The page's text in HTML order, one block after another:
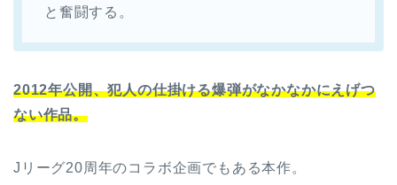
と奮闘する。
2012年公開、犯人の仕掛ける爆弾がなかなかにえげつ
ない作品。
Jリーグ20周年のコラボ企画でもある本作。